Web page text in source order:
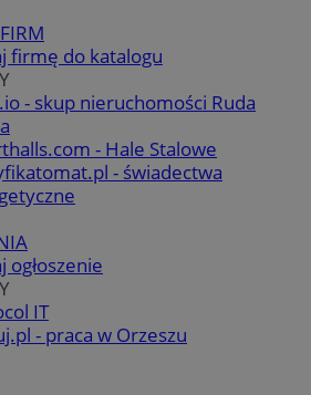
firmę do katalogu
- skup nieruchomości Ruda
- Hale Stalowe
- świadectwa
ogłoszenie
IT
- praca w Orzeszu